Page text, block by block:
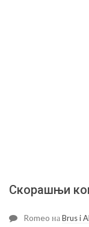
Скорашњи
Romeo наBrus i